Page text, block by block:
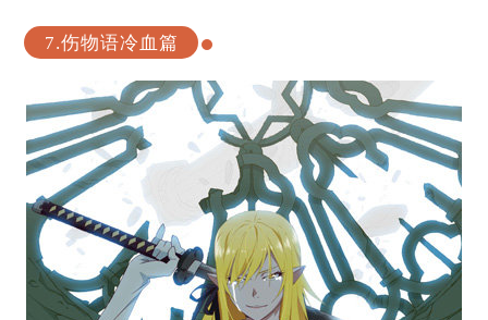
7.伤物语冷血篇